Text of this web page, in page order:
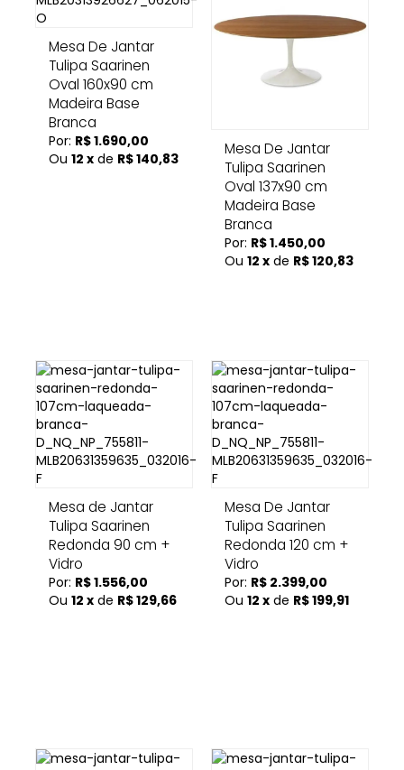
Mesa De Jantar
Tulipa Saarinen
Oval 160x90 cm
Madeira Base
Branca
Por: R$ 1.690,00
Ou 12 x de R$ 140,83
Mesa De Jantar
Tulipa Saarinen
Oval 137x90 cm
Madeira Base
Branca
Por: R$ 1.450,00
Ou 12 x de R$ 120,83
Mesa de Jantar
Tulipa Saarinen
Redonda 90 cm +
Vidro
Por: R$ 1.556,00
Ou 12 x de R$ 129,66
Mesa De Jantar
Tulipa Saarinen
Redonda 120 cm +
Vidro
Por: R$ 2.399,00
Ou 12 x de R$ 199,91